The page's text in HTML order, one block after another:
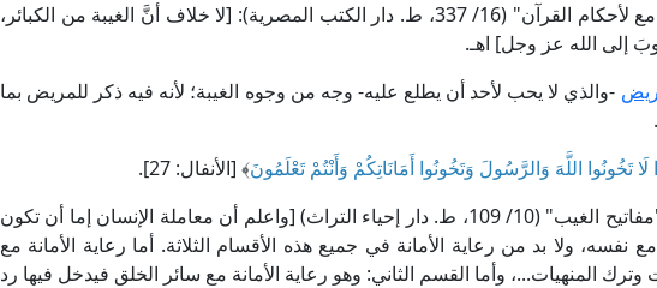
قال الإمام القرطبي في "الجامع لأحكام القرآن" (16/ 337، ط. دار الكتب المصرية): [لا خلاف أنَّ الغيبة من الكبائر،
إلى الله عز وجل] اهـ.
-والذي لا يحب لأحد أن يطلع عليه- وجه من وجوه الغيبة؛ لأنه فيه ذكر للمريض بما
لَا تَخُونُوا اللَّهَ وَالرَّسُولَ وَتَخُونُوا أَمَانَاتِكُمْ وَأَنْتُمْ تَعْلَمُونَ﴾ [الأنفال: 27].
قال الإمام الفخر الرازي في "مفاتيح الغيب" (10/ 109، ط. دار إحياء التراث) [واعلم أن معاملة الإنسان إما أن تكون
نفسه، ولا بد من رعاية الأمانة في جميع هذه الأقسام الثلاثة. أما رعاية الأمانة مع
المنهيات...، وأما القسم الثاني: وهو رعاية الأمانة مع سائر الخلق فيدخل فيها رد